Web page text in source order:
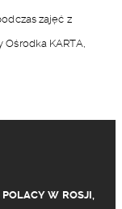
zajęć z
Ośrodka KARTA,
POLACY W ROSJI,